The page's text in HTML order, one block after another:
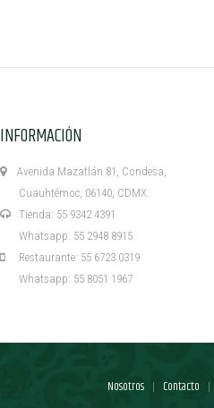
INFORMACIÓN
Avenida Mazatlán 81, Condesa,
Cuauhtémoc, 06140, CDMX.
Tienda: 55 9342 4391
Whatsapp: 55 2948 8915
Restaurante: 55 6723 0319
Whatsapp: 55 8051 1967
Nosotros | Contacto |